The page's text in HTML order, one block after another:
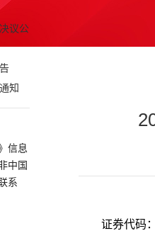
议公
知
信息
中国
系